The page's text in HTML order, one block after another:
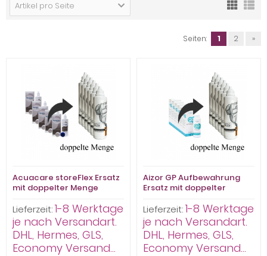
Artikel pro Seite
Seiten: 1 2 »
Acuacare storeFlex Ersatz
mit doppelter Menge
Kombilösung 6 x 250ml -
versandkostenfrei-
Lieferzeit:1-8 Werktage
je nach Versandart.
DHL, Hermes, GLS,
Economy Versand...
Aizor GP Aufbewahrung
Ersatz mit doppelter
hart Kombilösung 6 x 250ml
Lieferzeit:1-8 Werktage
je nach Versandart.
DHL, Hermes, GLS,
Economy Versand...